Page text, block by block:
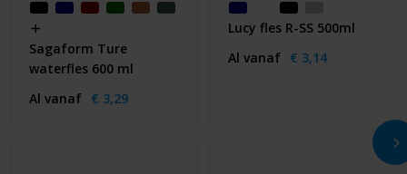
Sagaform Ture
waterfles 600 ml
Al vanaf € 3,29
Lucy fles R-SS 500ml
Al vanaf € 3,14